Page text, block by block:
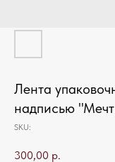
Лента
надписью
SKU:
300,00 р.